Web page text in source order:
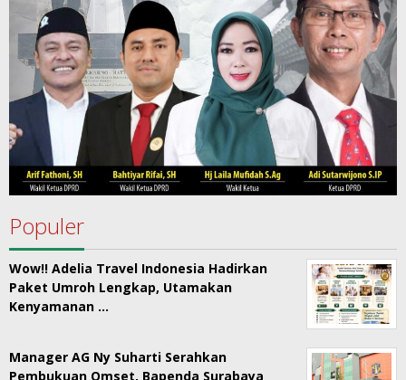
Populer
Wow!! Adelia Travel Indonesia Hadirkan
Paket Umroh Lengkap, Utamakan
Kenyamanan …
Manager AG Ny Suharti Serahkan
Pembukuan Omset, Bapenda Surabaya